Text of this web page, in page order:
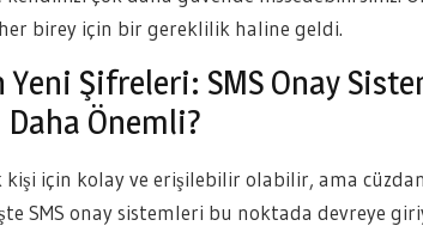
birey için bir gereklilik haline geldi.
Şifreleri: SMS Onay
Önemli?
için kolay ve erişilebilir olabilir, ama
SMS onay sistemleri bu noktada devreye